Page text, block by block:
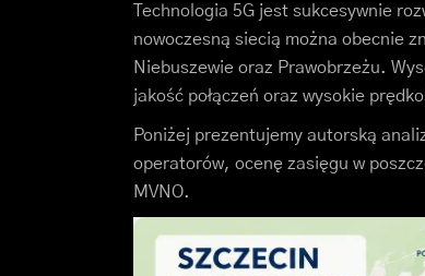
Technologia 5G jest sukcesywnie
nowoczesną siecią można obecnie
Niebuszewie oraz Prawobrzeżu.
jakość połączeń oraz wysokie
Poniżej prezentujemy autorską
operatorów, ocenę zasięgu w
MVNO.